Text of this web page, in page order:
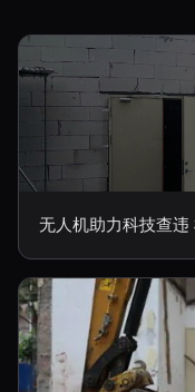
无人机助力科技查